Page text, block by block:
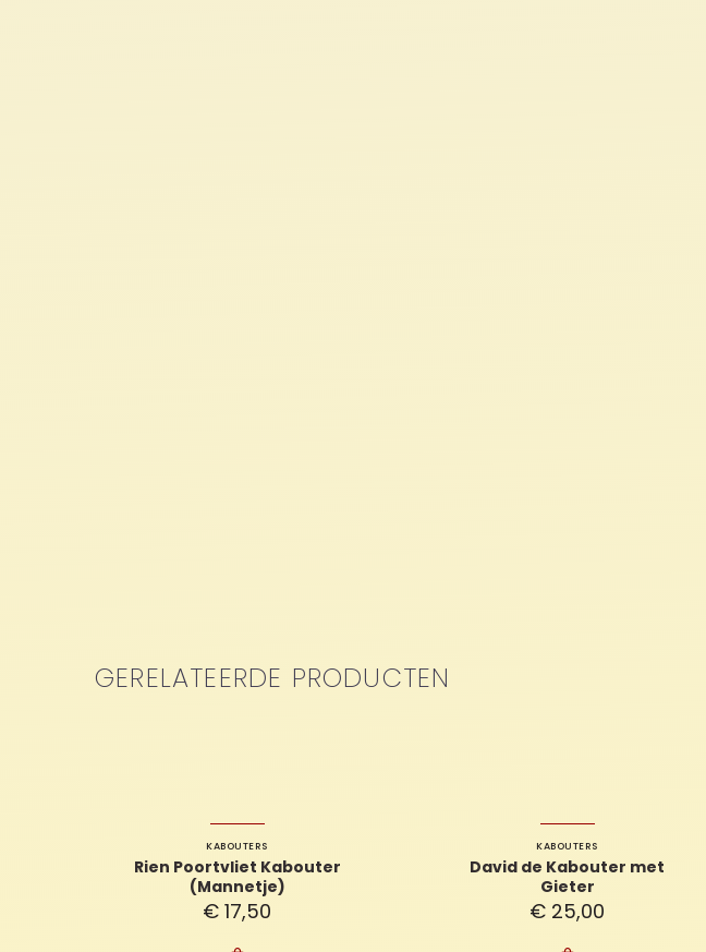
GERELATEERDE PRODUCTEN
KABOUTERS
Rien Poortvliet Kabouter
(Mannetje)
€ 17,50
KABOUTERS
David de Kabouter met
Gieter
€ 25,00